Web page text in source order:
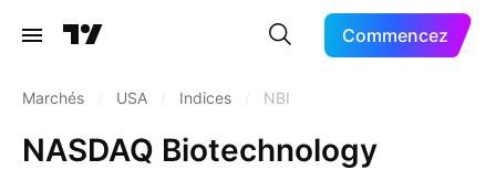
Commencez
Marchés USA Indices NBI
NASDAQ Biotechnology